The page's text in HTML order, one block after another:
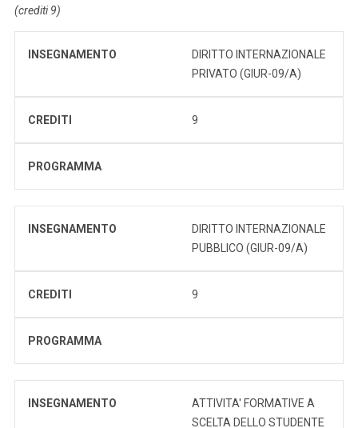
(crediti 9)
INSEGNAMENTO
DIRITTO INTERNAZIONALE
PRIVATO (GIUR-09/A)
CREDITI 9
PROGRAMMA
INSEGNAMENTO
DIRITTO INTERNAZIONALE
PUBBLICO (GIUR-09/A)
CREDITI 9
PROGRAMMA
INSEGNAMENTO
ATTIVITA' FORMATIVE A
SCELTA DELLO STUDENTE